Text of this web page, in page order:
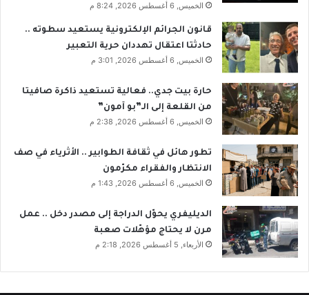
الخميس, 6 أغسطس 2026, 8:24 م
قانون الجرائم الإلكترونية يستعيد سطوته ..
حادثتا اعتقال تهددان حرية التعبير
الخميس, 6 أغسطس 2026, 3:01 م
حارة بيت جدي.. فعالية تستعيد ذاكرة صافيتا
من القلعة إلى الـ”بو آمون”
الخميس, 6 أغسطس 2026, 2:38 م
تطور هائل في ثقافة الطوابير .. الأثرياء في صف
الانتظار والفقراء مكرّمون
الخميس, 6 أغسطس 2026, 1:43 م
الديليفري يحوّل الدراجة إلى مصدر دخل .. عمل
مرن لا يحتاج مؤهّلات صعبة
الأربعاء, 5 أغسطس 2026, 2:18 م